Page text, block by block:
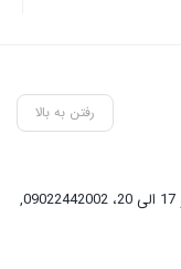
رفتن به بالا
,